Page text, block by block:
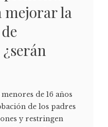
mejorar la
de 16 años
de los padres
y restringen